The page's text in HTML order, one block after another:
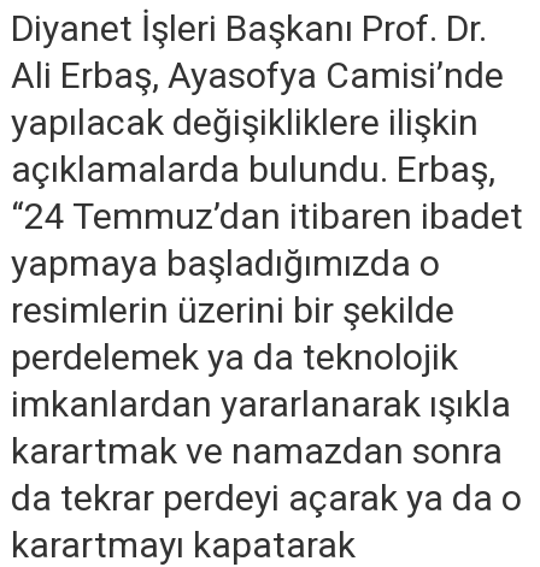
Diyanet İşleri Başkanı Prof. Dr.
Ali Erbaş, Ayasofya Camisi’nde
yapılacak değişikliklere ilişkin
açıklamalarda bulundu. Erbaş,
“24 Temmuz’dan itibaren ibadet
yapmaya başladığımızda o
resimlerin üzerini bir şekilde
perdelemek ya da teknolojik
imkanlardan yararlanarak ışıkla
karartmak ve namazdan sonra
da tekrar perdeyi açarak ya da o
karartmayı kapatarak